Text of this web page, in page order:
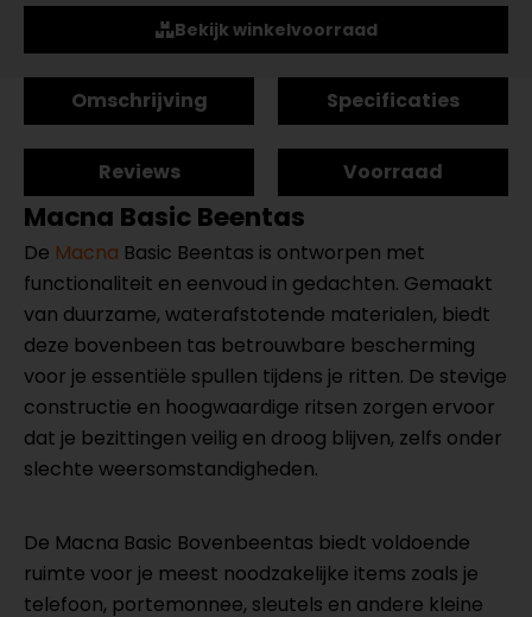
Bekijk winkelvoorraad
Omschrijving Specificaties
Reviews Voorraad
Macna Basic Beentas
De Macna Basic Beentas is ontworpen met
functionaliteit en eenvoud in gedachten. Gemaakt
van duurzame, waterafstotende materialen, biedt
deze bovenbeen tas betrouwbare bescherming
voor je essentiële spullen tijdens je ritten. De stevige
constructie en hoogwaardige ritsen zorgen ervoor
dat je bezittingen veilig en droog blijven, zelfs onder
slechte weersomstandigheden.
De Macna Basic Bovenbeentas biedt voldoende
ruimte voor je meest noodzakelijke items zoals je
telefoon, portemonnee, sleutels en andere kleine